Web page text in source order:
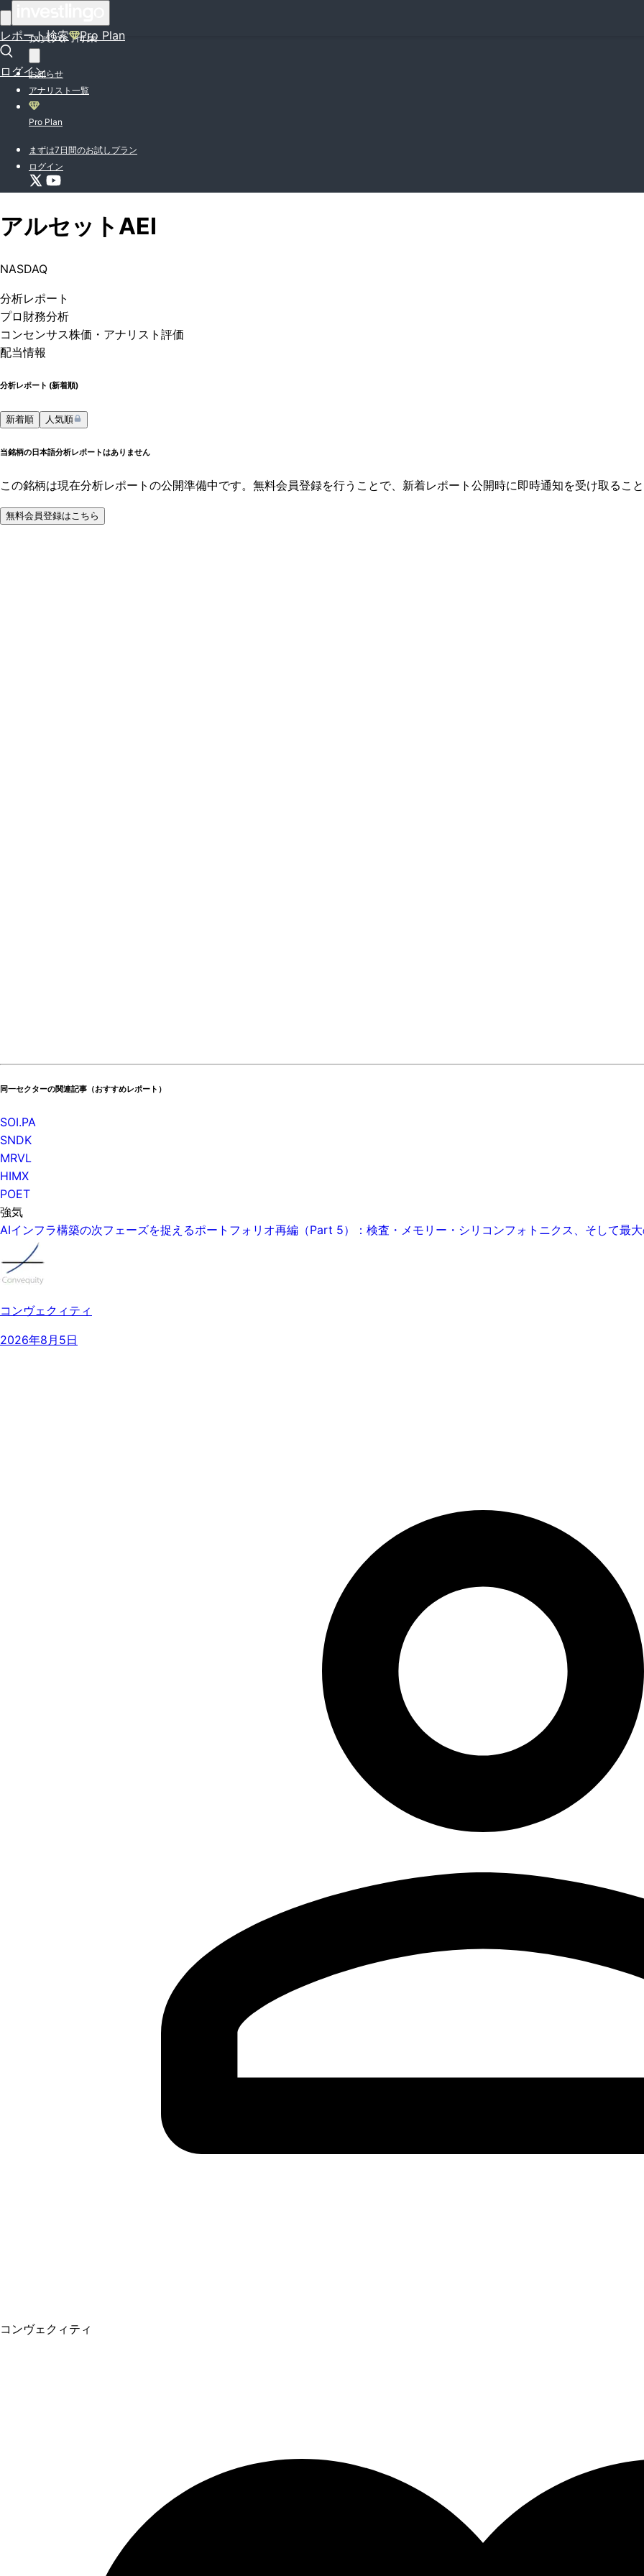
レポート検索 Pro Plan
ログイン
投資入門特集
お知らせ
アナリスト一覧
Pro Plan
まずは7日間のお試しプラン
ログイン
アルセット AEI
NASDAQ
分析レポート
プロ 財務分析
コンセンサス株価 ・アナリスト評価
配当情報
分析レポート (新着順)
新着順 人気順
当銘柄の日本語分析レポートはありません
この銘柄は現在分析レポートの公開準備中です。無料会員登録を行うことで、新着レポート公開時に即時通知を受け取ること
無料会員登録はこちら
同一セクターの関連記事（おすすめレポート）
SOI.PA
SNDK
MRVL
HIMX
POET
強気
AIインフラ構築の次フェーズを捉えるポートフォリオ再編（Part 5）：検査・メモリー・シリコンフォトニクス、そして最
コンヴェクィティ
2026年8月5日
コンヴェクィティ